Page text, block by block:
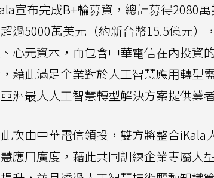
宣布完成B+輪募資，總計募得2080
過5000萬美元（約新台幣15.5億元）
心元資本，而包含中華電信在內投資
藉此滿足企業對於人工智慧應用轉型
洲最大人工智慧轉型解決方案提供業
次由中華電信領投，雙方將整合
應用廣度，藉此共同訓練企業專屬大